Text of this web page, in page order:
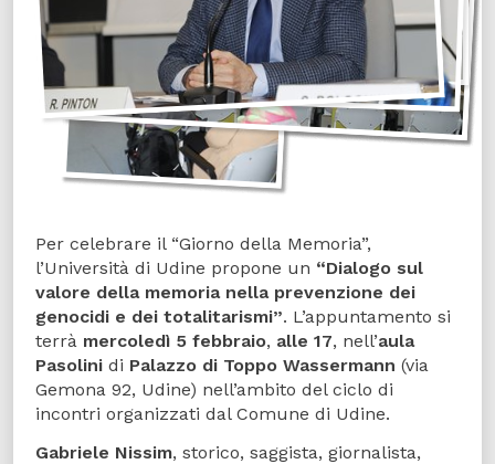
Per celebrare il “Giorno della Memoria”,
l’Università di Udine propone un “Dialogo sul
valore della memoria nella prevenzione dei
genocidi e dei totalitarismi”. L’appuntamento si
terrà mercoledì 5 febbraio, alle 17, nell’aula
Pasolini di Palazzo di Toppo Wassermann (via
Gemona 92, Udine) nell’ambito del ciclo di
incontri organizzati dal Comune di Udine.
Gabriele Nissim, storico, saggista, giornalista,